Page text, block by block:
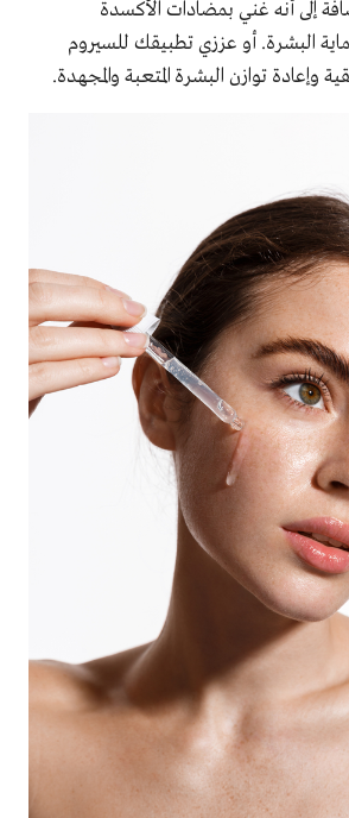
إلى أنه غني بمضادات الأكسدة
البشرة. أو عززي تطبيقك للسيروم
وإعادة توازن البشرة المتعبة والمجهدة.